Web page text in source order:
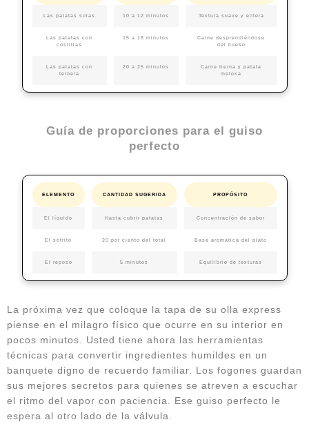
Las patatas solas 10 a 12 minutos Textura suave y entera
Las patatas con
costillas
15 a 18 minutos
Carne desprendiéndose
del hueso
Las patatas con
ternera
20 a 25 minutos
Carne tierna y patata
melosa
Guía de proporciones para el guiso
perfecto
ELEMENTO CANTIDAD SUGERIDA PROPÓSITO
El líquido Hasta cubrir patatas Concentración de sabor
El sofrito 20 por ciento del total Base aromática del plato
El reposo 5 minutos Equilibrio de texturas
La próxima vez que coloque la tapa de su olla express
piense en el milagro físico que ocurre en su interior en
pocos minutos. Usted tiene ahora las herramientas
técnicas para convertir ingredientes humildes en un
banquete digno de recuerdo familiar. Los fogones guardan
sus mejores secretos para quienes se atreven a escuchar
el ritmo del vapor con paciencia. Ese guiso perfecto le
espera al otro lado de la válvula.